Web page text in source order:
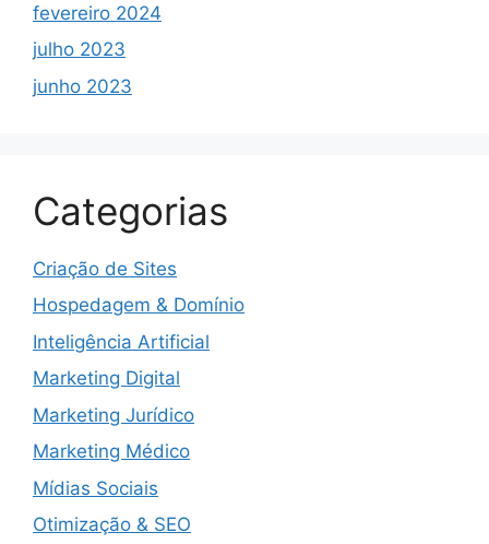
fevereiro 2024
julho 2023
junho 2023
Categorias
Criação de Sites
Hospedagem & Domínio
Inteligência Artificial
Marketing Digital
Marketing Jurídico
Marketing Médico
Mídias Sociais
Otimização & SEO